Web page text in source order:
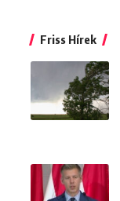
Friss Hírek